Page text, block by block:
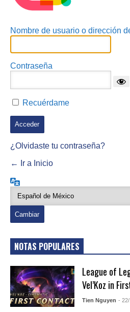
Nombre de usuario o dirección
Contraseña
Recuérdame
¿Olvidaste tu contraseña?
← Ir a Inicio
NOTAS POPULARES
League of
Vel’Koz in
Tien Nguyen -